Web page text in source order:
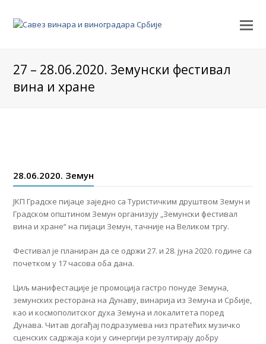
27 – 28.06.2020. Земунски фестивал
вина и хране
28.06.2020. Земун
ЈКП Градске пијаце заједно са Туристичким друштвом Земун и
Градском општином Земун организују „Земунски фестивал
вина и хране“ на пијаци Земун, тачније на Великом тргу.
Фестивал је планиран да се одржи 27. и 28. јуна 2020. године са
почетком у 17 часова оба дана.
Циљ манифестације је промоција гастро понуде Земуна,
земунских ресторана на Дунаву, винарија из Земуна и Србије,
као и космополитског духа Земуна и локалитета поред
Дунава. Читав догађај подразумева низ пратећих музичко
сценских садржаја који у синергији резултирају добру